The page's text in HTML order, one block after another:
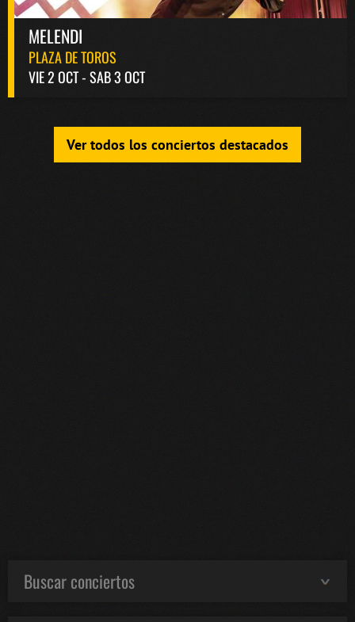
MELENDI
PLAZA DE TOROS
VIE 2 OCT - SAB 3 OCT
Ver todos los conciertos destacados
Buscar conciertos